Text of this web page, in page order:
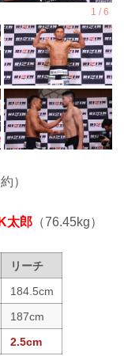
）
太郎 （76.45kg）
リーチ
184.5cm
187cm
2.5cm